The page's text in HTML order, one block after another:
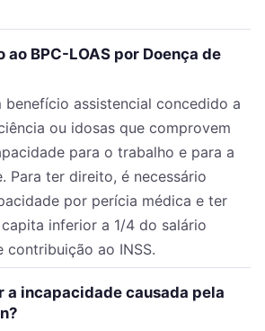
ao BPC-LOAS por Doença de
benefício assistencial concedido a
ou idosas que comprovem
para o trabalho e para a
Para ter direito, é necessário
por perícia médica e ter
inferior a 1/4 do salário
contribuição ao INSS.
a incapacidade causada pela